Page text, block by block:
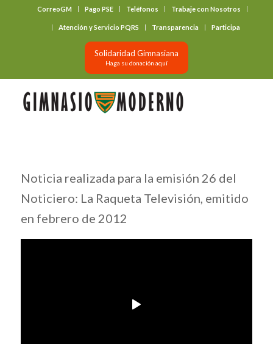
CorreoGM Pago PSE Teléfonos Trabaje con Nosotros
Atención y Servicio PQRS Transparencia Participa
Solidaridad Gimnasiana
Haga su donación aquí
Noticia realizada para la emisión 26 del
Noticiero: La Raqueta Televisión, emitido
en febrero de 2012